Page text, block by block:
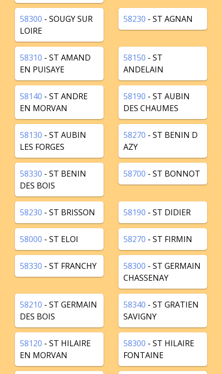
58300 - SOUGY SUR
LOIRE
58230 - ST AGNAN
58310 - ST AMAND
EN PUISAYE
58150 - ST
ANDELAIN
58140 - ST ANDRE
EN MORVAN
58190 - ST AUBIN
DES CHAUMES
58130 - ST AUBIN
LES FORGES
58270 - ST BENIN D
AZY
58330 - ST BENIN
DES BOIS
58700 - ST BONNOT
58230 - ST BRISSON 58190 - ST DIDIER
58000 - ST ELOI 58270 - ST FIRMIN
58330 - ST FRANCHY 58300 - ST GERMAIN
CHASSENAY
58210 - ST GERMAIN
DES BOIS
58340 - ST GRATIEN
SAVIGNY
58120 - ST HILAIRE
EN MORVAN
58300 - ST HILAIRE
FONTAINE